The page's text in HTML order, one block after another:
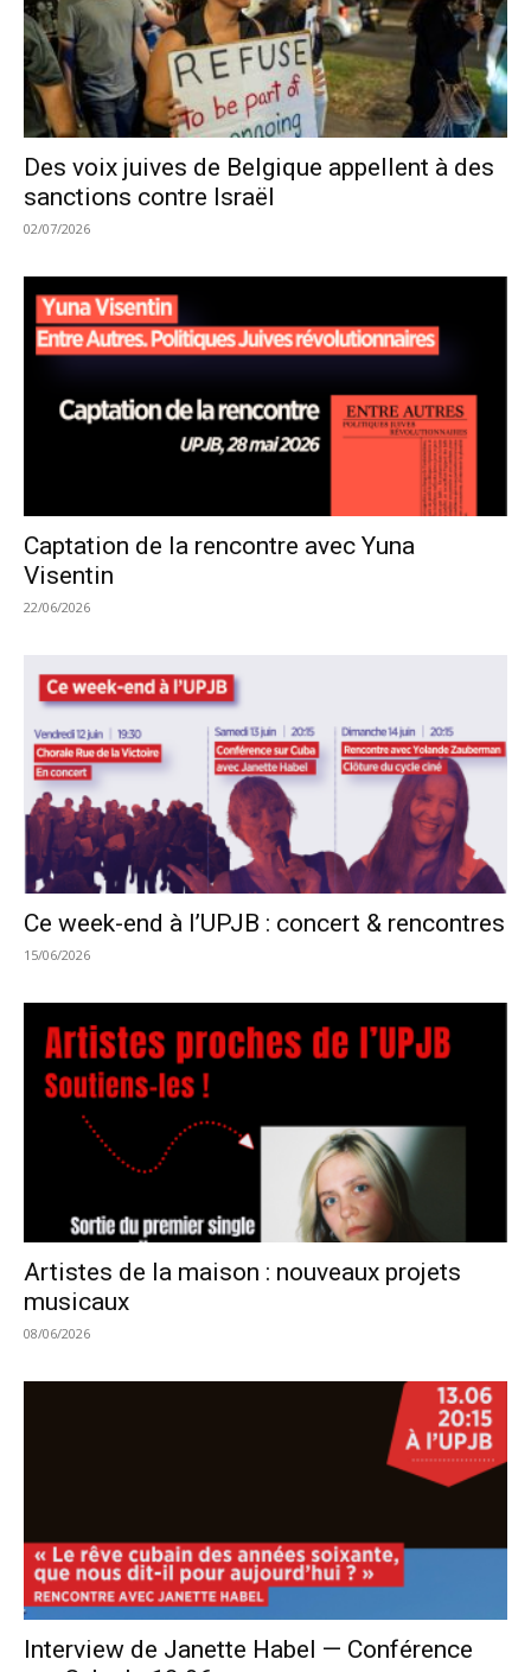
Des voix juives de Belgique appellent à des
sanctions contre Israël
02/07/2026
Captation de la rencontre avec Yuna
Visentin
22/06/2026
Ce week-end à l’UPJB : concert & rencontres
15/06/2026
Artistes de la maison : nouveaux projets
musicaux
08/06/2026
Interview de Janette Habel — Conférence